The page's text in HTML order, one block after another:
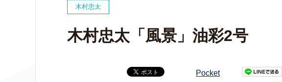
木村忠太
木村忠太「風景」油彩2号
Pocket